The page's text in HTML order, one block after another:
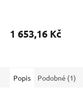
1 653,16 Kč
Popis Podobné (1)